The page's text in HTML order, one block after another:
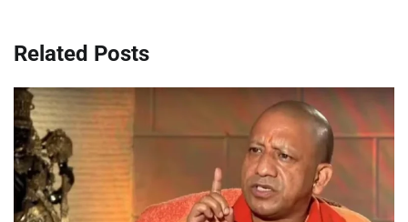
Related Posts